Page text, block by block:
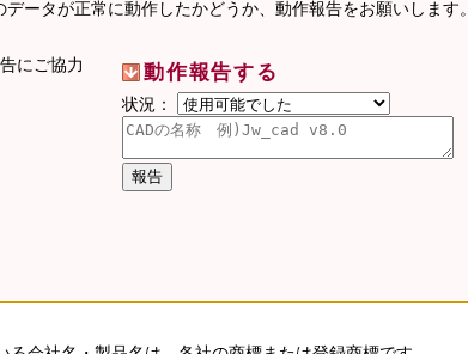
ータが正常に動作したかどうか、動作報告をお願いします。
動作報告する
状況：
にご協力